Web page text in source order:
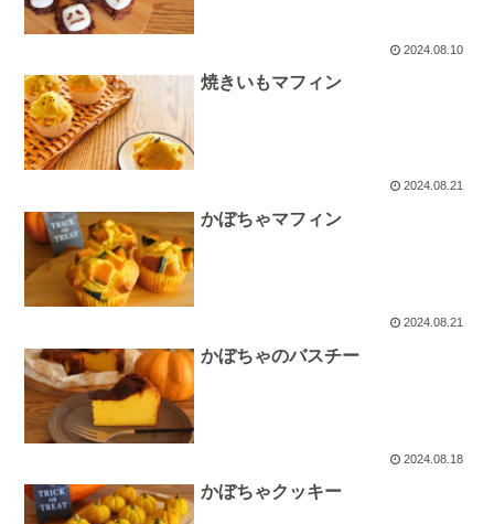
2024.08.10
焼きいもマフィン
2024.08.21
かぼちゃマフィン
2024.08.21
かぼちゃのバスチー
2024.08.18
かぼちゃクッキー